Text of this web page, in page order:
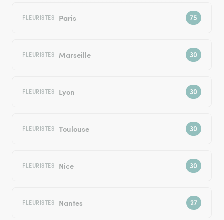
FLEURISTES Paris
FLEURISTES Marseille
FLEURISTES Lyon
FLEURISTES Toulouse
FLEURISTES Nice
FLEURISTES Nantes